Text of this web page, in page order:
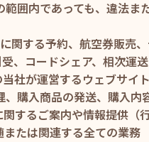
範囲内であっても、違法ま
関する予約、航空券販売
、コードシェア、相次運
社が運営するウェブサイ
、購入商品の発送、購入
するご案内や情報提供（
たは関連する全ての業務